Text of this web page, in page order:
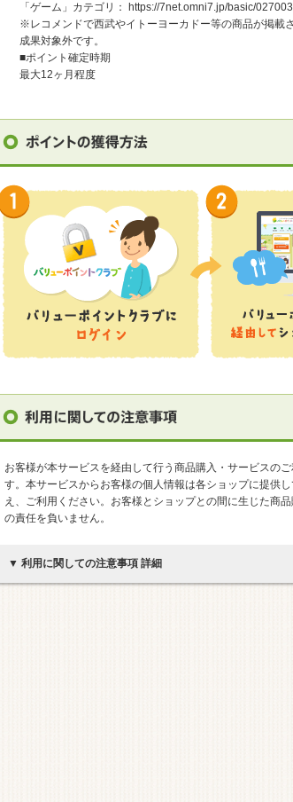
「ゲーム」カテゴリ： https://7net.omni7.jp/basic/027003
※レコメンドで西武やイトーヨーカドー等の商品が掲載
成果対象外です。
■ポイント確定時期
最大12ヶ月程度
お客様が本サービスを経由して行う商品購入・サービスの
す。本サービスからお客様の個人情報は各ショップに提供
え、ご利用ください。お客様とショップとの間に生じた商
の責任を負いません。
▼ 利用に関しての注意事項 詳細